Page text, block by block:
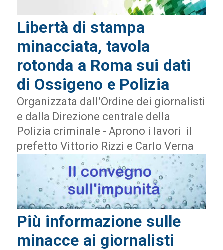
Libertà di stampa
minacciata, tavola
rotonda a Roma sui dati
di Ossigeno e Polizia
Organizzata dall’Ordine dei giornalisti
e dalla Direzione centrale della
Polizia criminale - Aprono i lavori il
prefetto Vittorio Rizzi e Carlo Verna
Più informazione sulle
minacce ai giornalisti